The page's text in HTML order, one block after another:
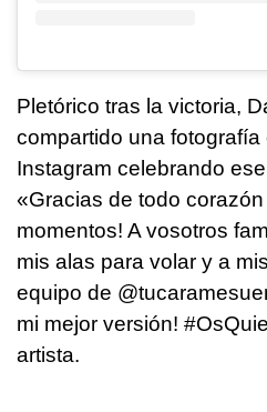
Pletórico tras la victoria,
compartido una fotografía
Instagram celebrando
«Gracias de todo
momentos! A vosotros
mis alas para volar y a
equipo de
mi mejor versión!
artista.